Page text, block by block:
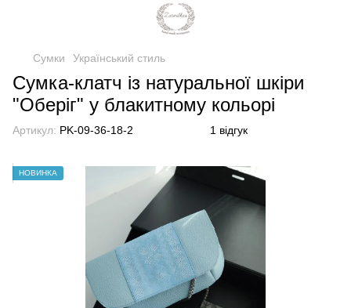
Сумки Український стиль
Сумка-клатч із натуральної шкіри
"Оберіг" у блакитному кольорі
Артикул: PK-09-36-18-2 1 відгук
НОВИНКА